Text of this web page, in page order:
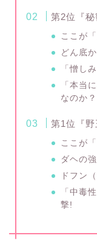
第2位『秘
ここが
どん底
「憎し
「本当
なのか？
第1位『野
ここが
ダヘの
ドフン
「中毒
撃!